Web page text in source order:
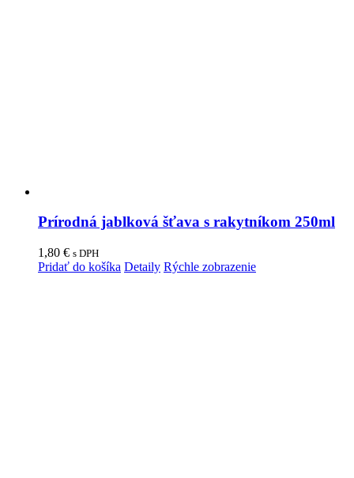
Prírodná jablková šťava s rakytníkom 250ml
1,80 € s DPH
Pridať do košíka Detaily Rýchle zobrazenie